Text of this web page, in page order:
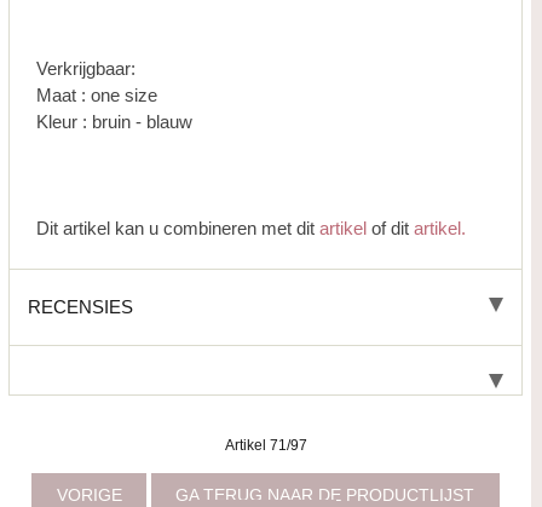
Verkrijgbaar:
Maat : one size
Kleur : bruin - blauw
Dit artikel kan u combineren met ditartikelof ditartikel.
RECENSIES
Artikel 71/97
VORIGE
GA TERUG NAAR DE PRODUCTLIJST